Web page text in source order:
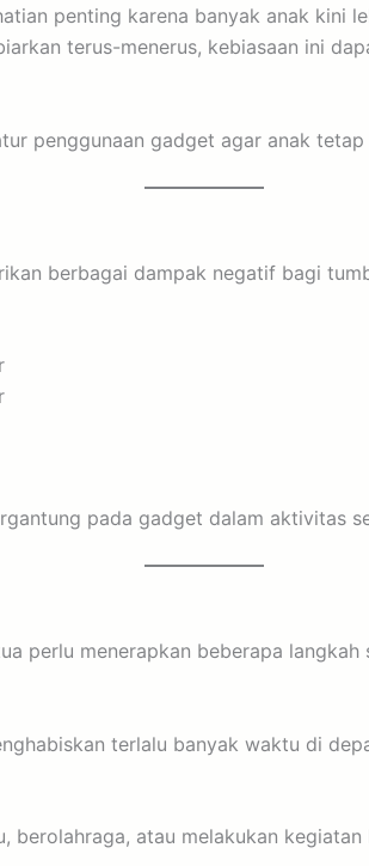
penting karena banyak anak kini
terus-menerus, kebiasaan ini
penggunaan gadget agar anak
berbagai dampak negatif bagi
pada gadget dalam aktivitas
perlu menerapkan beberapa langkah
terlalu banyak waktu di
berolahraga, atau melakukan